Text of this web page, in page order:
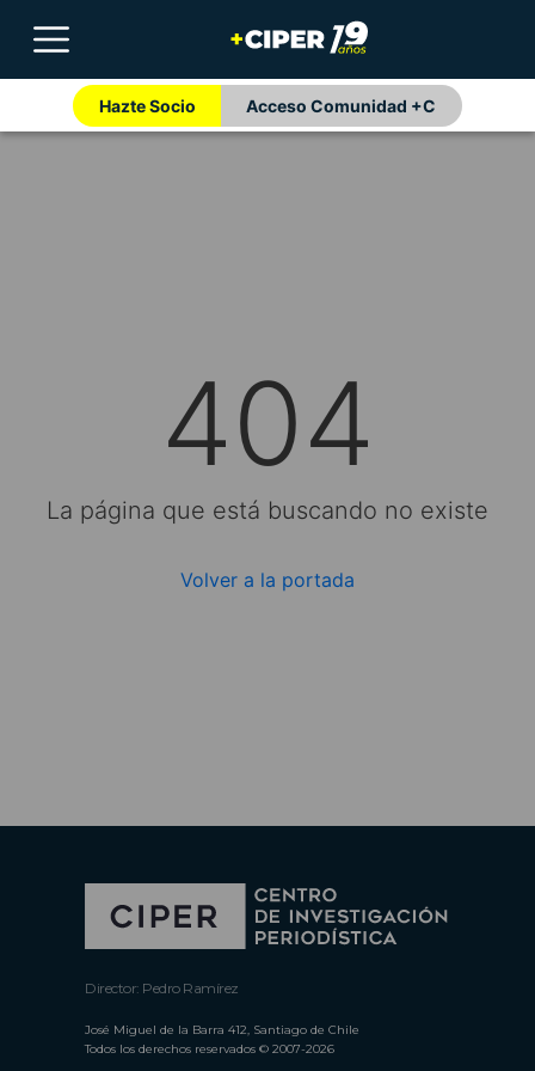
Hazte Socio Acceso Comunidad +C
404
La página que está buscando no existe
Volver a la portada
Director: Pedro Ramírez
José Miguel de la Barra 412, Santiago de Chile
Todos los derechos reservados © 2007-2026